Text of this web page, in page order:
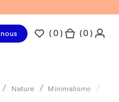
(0 ) ( 0 )
Nature Minimalisme